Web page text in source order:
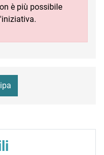
è più possibile